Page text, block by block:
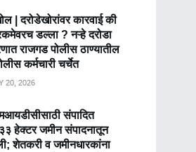
| दरोडेखोरांवर कारवाई की
डल्ला ? नऱ्हे दरोडा
राजगड पोलीस ठाण्यातील
कर्मचारी चर्चेत
20, 2026
संपादित
हेक्टर जमीन संपादनातून
शेतकरी व जमीनधारकांना